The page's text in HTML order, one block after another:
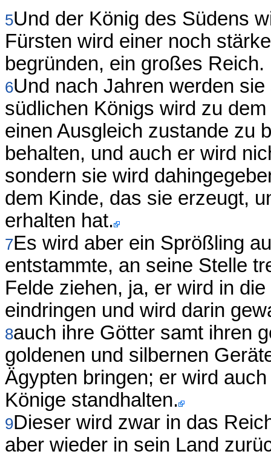
5Und der König des Südens
Fürsten wird einer noch
begründen, ein großes Reich.
6Und nach Jahren werden
südlichen Königs wird zu
einen Ausgleich zustande zu
behalten, und auch er wird
sondern sie wird
dem Kinde, das sie erzeugt,
erhalten hat.
7Es wird aber ein Sprößling
entstammte, an seine Stelle
Felde ziehen, ja, er wird in
eindringen und wird darin
8auch ihre Götter samt ihren
goldenen und silbernen
Ägypten bringen; er wird
Könige standhalten.
9Dieser wird zwar in das
aber wieder in sein Land